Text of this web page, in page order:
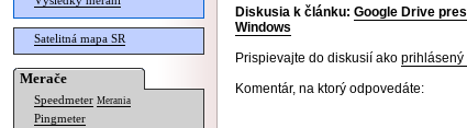
Satelitná mapa SR
Merače
Speedmeter Merania
Pingmeter
Diskusia k článku: Google Drive
Windows
Prispievajte do diskusií ako
Komentár, na ktorý odpovedáte: